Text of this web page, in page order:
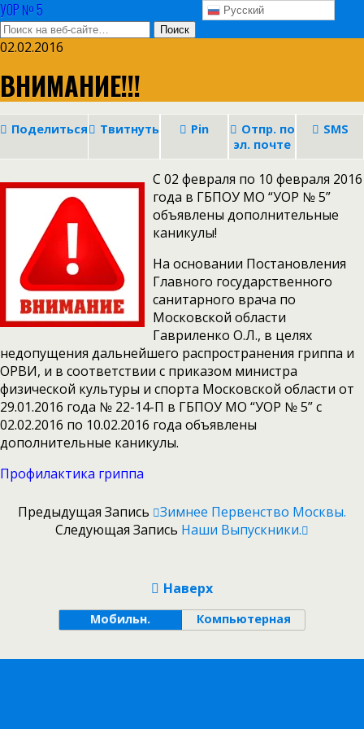
УОР № 5
02.02.2016
ВНИМАНИЕ!!!
Поделиться Твитнуть Pin
Отпр. по
эл. почте
SMS
С 02 февраля по 10 февраля 2016
года в ГБПОУ МО “УОР № 5”
объявлены дополнительные
каникулы!
На основании Постановления
Главного государственного
санитарного врача по
Московской области
Гавриленко О.Л., в целях
недопущения дальнейшего распространения гриппа и
ОРВИ, и в соответствии с приказом министра
физической культуры и спорта Московской области от
29.01.2016 года № 22-14-П в ГБПОУ МО “УОР № 5” с
02.02.2016 по 10.02.2016 года объявлены
дополнительные каникулы.
Профилактика гриппа
Предыдущая Запись
Зимнее Первенство Москвы.
Следующая Запись Наши Выпускники.
Русский
Наверх
Мобильн. Компьютерная